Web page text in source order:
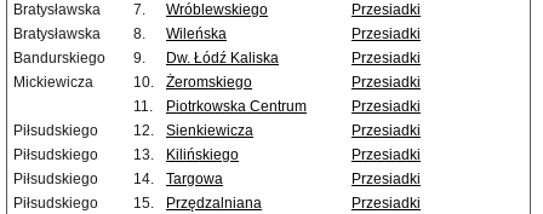
Bratysławska
7. Wróblewskiego
Przesiadki
Bratysławska
8. Wileńska
Przesiadki
Bandurskiego
9. Dw. Łódź Kaliska
Przesiadki
Mickiewicza
10. Żeromskiego
Przesiadki
11.
Piotrkowska Centrum
Przesiadki
Piłsudskiego
12. Sienkiewicza
Przesiadki
Piłsudskiego
13. Kilińskiego
Przesiadki
Piłsudskiego
14. Targowa
Przesiadki
Piłsudskiego
15. Przędzalniana
Przesiadki